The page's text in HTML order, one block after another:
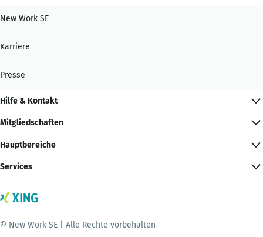
New Work SE
Karriere
Presse
Hilfe & Kontakt
Mitgliedschaften
Hauptbereiche
Services
© New Work SE | Alle Rechte vorbehalten